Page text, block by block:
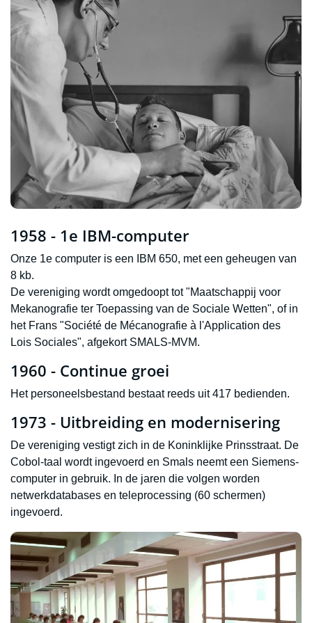
1958 - 1e IBM-computer
Onze 1e computer is een IBM 650, met een geheugen van
8 kb.
De vereniging wordt omgedoopt tot "Maatschappij voor
Mekanografie ter Toepassing van de Sociale Wetten", of in
het Frans "Société de Mécanografie à l'Application des
Lois Sociales", afgekort SMALS-MVM.
1960 - Continue groei
Het personeelsbestand bestaat reeds uit 417 bedienden.
1973 - Uitbreiding en modernisering
De vereniging vestigt zich in de Koninklijke Prinsstraat. De
Cobol-taal wordt ingevoerd en Smals neemt een Siemens-
computer in gebruik. In de jaren die volgen worden
netwerkdatabases en teleprocessing (60 schermen)
ingevoerd.